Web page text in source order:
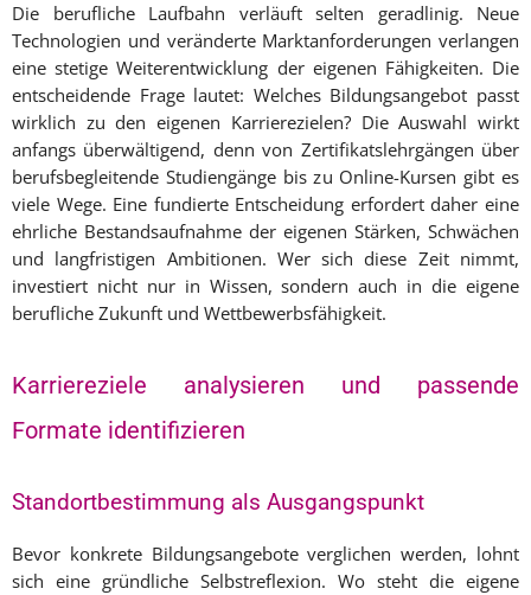
Die berufliche Laufbahn verläuft selten geradlinig. Neue
Technologien und veränderte Marktanforderungen verlangen
eine stetige Weiterentwicklung der eigenen Fähigkeiten. Die
entscheidende Frage lautet: Welches Bildungsangebot passt
wirklich zu den eigenen Karrierezielen? Die Auswahl wirkt
anfangs überwältigend, denn von Zertifikatslehrgängen über
berufsbegleitende Studiengänge bis zu Online-Kursen gibt es
viele Wege. Eine fundierte Entscheidung erfordert daher eine
ehrliche Bestandsaufnahme der eigenen Stärken, Schwächen
und langfristigen Ambitionen. Wer sich diese Zeit nimmt,
investiert nicht nur in Wissen, sondern auch in die eigene
berufliche Zukunft und Wettbewerbsfähigkeit.
Karriereziele analysieren und passende
Formate identifizieren
Standortbestimmung als Ausgangspunkt
Bevor konkrete Bildungsangebote verglichen werden, lohnt
sich eine gründliche Selbstreflexion. Wo steht die eigene